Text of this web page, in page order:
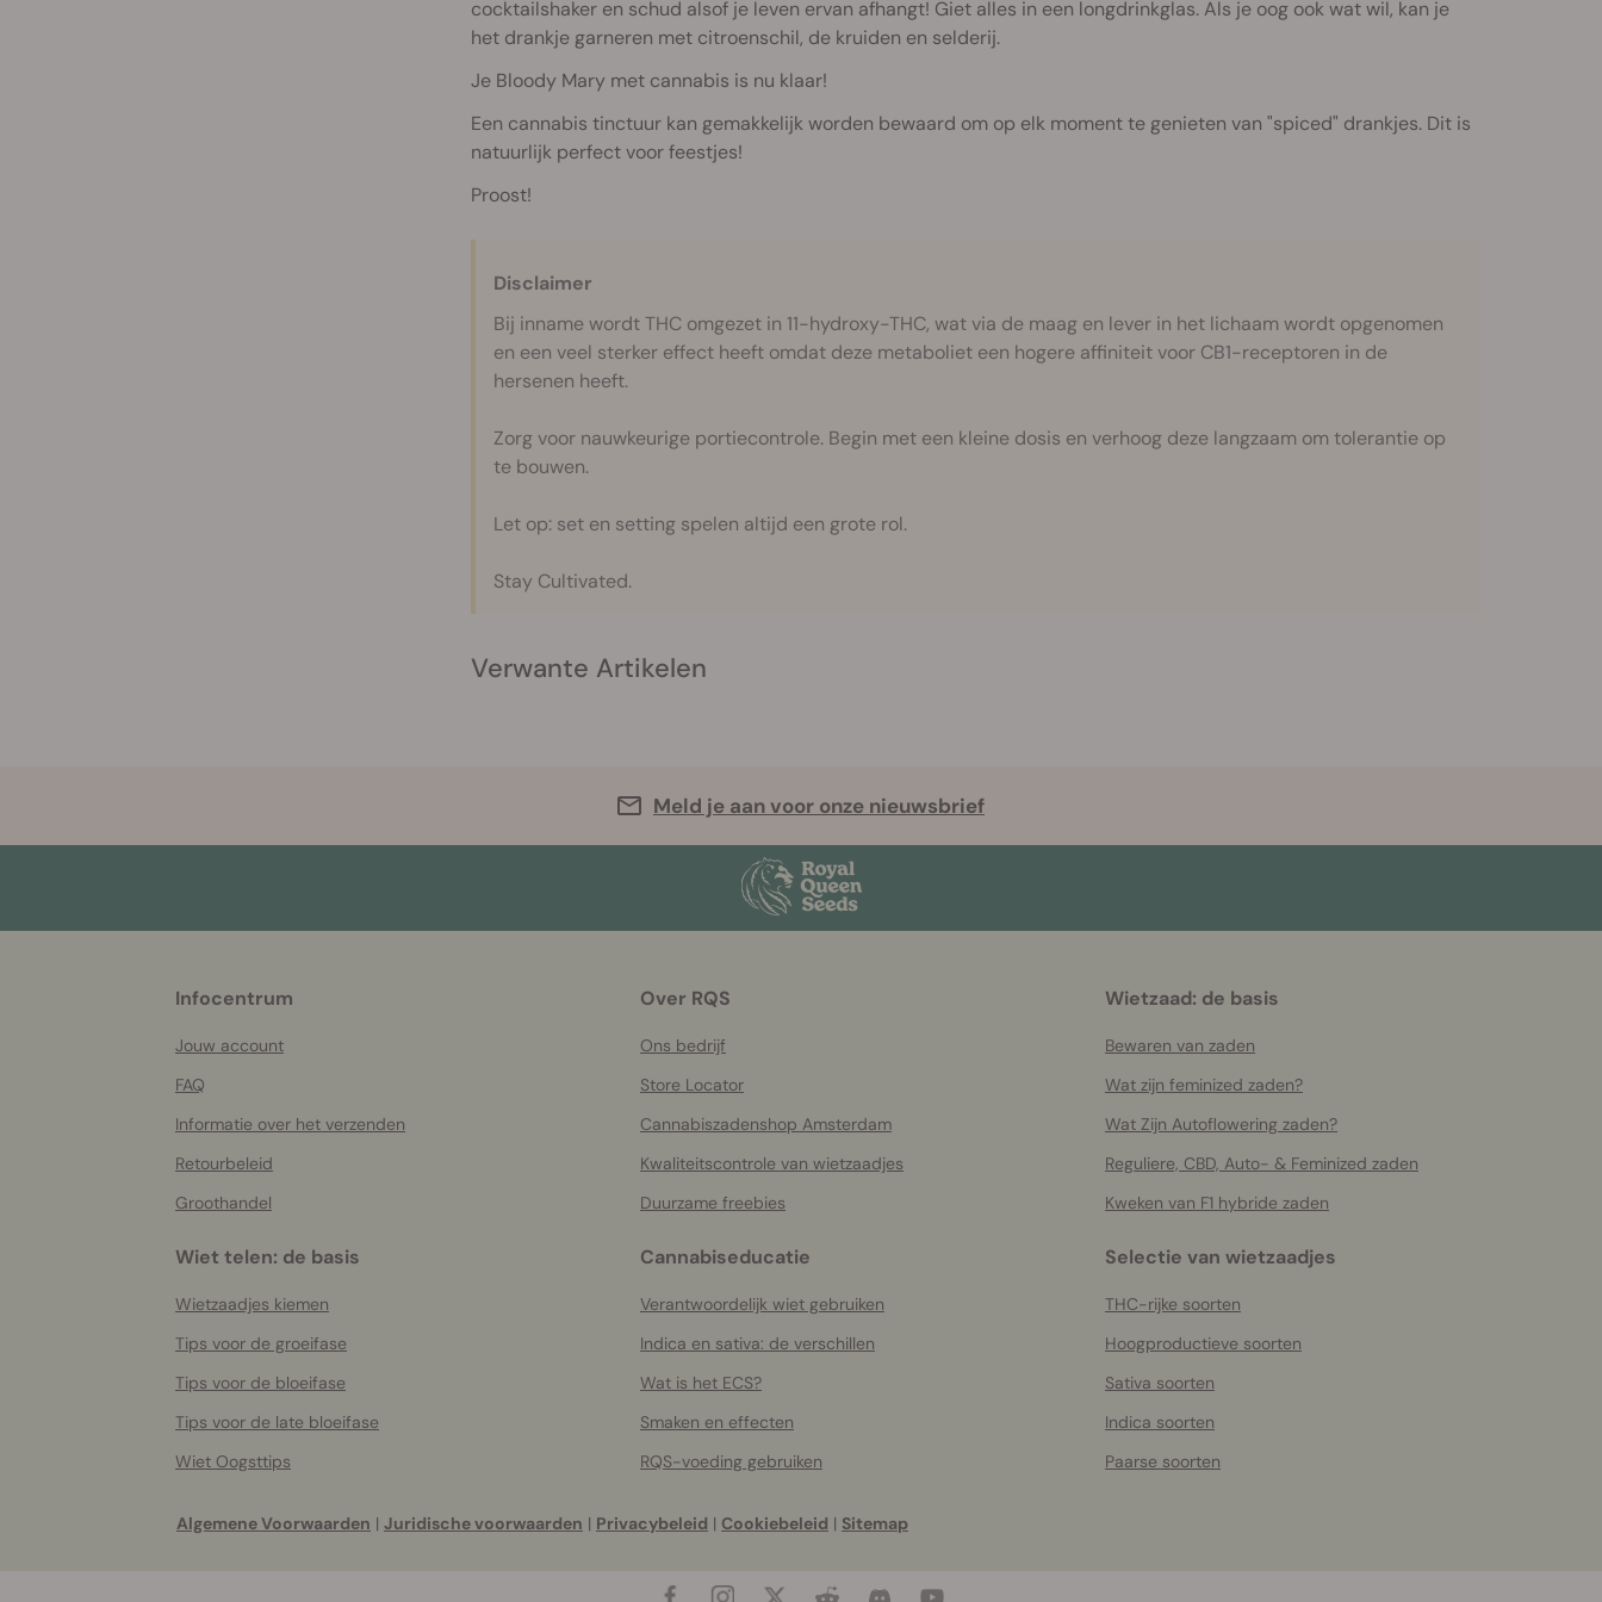
cocktailshaker en schud alsof je leven ervan afhangt! Giet alles in een longdrinkglas. Als je oog ook wat wil, kan je
het drankje garneren met citroenschil, de kruiden en selderij.
Je Bloody Mary met cannabis is nu klaar!
Een cannabis tinctuur kan gemakkelijk worden bewaard om op elk moment te genieten van "spiced" drankjes. Dit is
natuurlijk perfect voor feestjes!
Proost!
Disclaimer
Bij inname wordt THC omgezet in 11-hydroxy-THC, wat via de maag en lever in het lichaam wordt opgenomen
en een veel sterker effect heeft omdat deze metaboliet een hogere affiniteit voor CB1-receptoren in de
hersenen heeft.
Zorg voor nauwkeurige portiecontrole. Begin met een kleine dosis en verhoog deze langzaam om tolerantie op
te bouwen.
Let op: set en setting spelen altijd een grote rol.
Stay Cultivated.
Verwante Artikelen
Meld je aan voor onze nieuwsbrief
Infocentrum
Jouw account
FAQ
Informatie over het verzenden
Retourbeleid
Groothandel
Over RQS
Ons bedrijf
Store Locator
Cannabiszadenshop Amsterdam
Kwaliteitscontrole van wietzaadjes
Duurzame freebies
Wietzaad: de basis
Bewaren van zaden
Wat zijn feminized zaden?
Wat Zijn Autoflowering zaden?
Reguliere, CBD, Auto- & Feminized zaden
Kweken van F1 hybride zaden
Wiet telen: de basis
Wietzaadjes kiemen
Tips voor de groeifase
Tips voor de bloeifase
Tips voor de late bloeifase
Wiet Oogsttips
Cannabiseducatie
Verantwoordelijk wiet gebruiken
Indica en sativa: de verschillen
Wat is het ECS?
Smaken en effecten
RQS-voeding gebruiken
Selectie van wietzaadjes
THC-rijke soorten
Hoogproductieve soorten
Sativa soorten
Indica soorten
Paarse soorten
Algemene Voorwaarden | Juridische voorwaarden | Privacybeleid | Cookiebeleid | Sitemap